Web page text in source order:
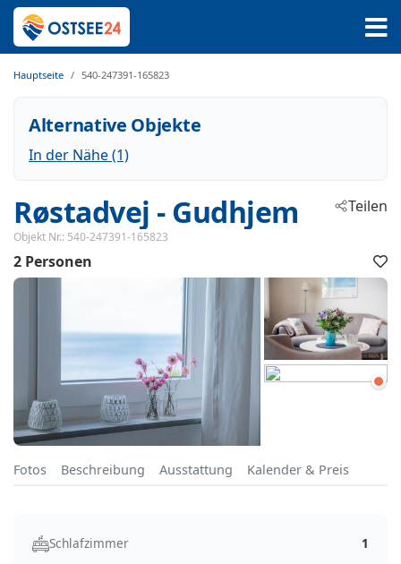
Hauptseite 540-247391-165823
Alternative Objekte
In der Nähe (1)
Røstadvej
- 3760
- Gudhjem
Objekt Nr.: 540-247391-165823
Teilen
2 Personen
Fotos Beschreibung Ausstattung Kalender & Preis
Schlafzimmer
1